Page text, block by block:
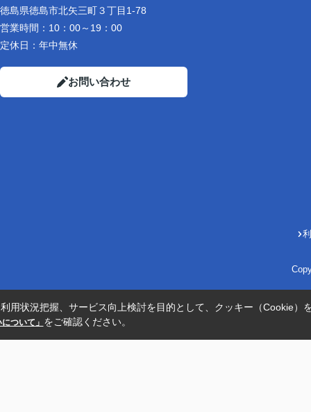
徳島県徳島市北矢三町３丁目1-78
営業時間： 10：00～19：00
定休日： 年中無休
お問い合わせ
用状況把握、サービス向上検討を目的として、クッキー（Cookie）
ついて」 をご確認ください。